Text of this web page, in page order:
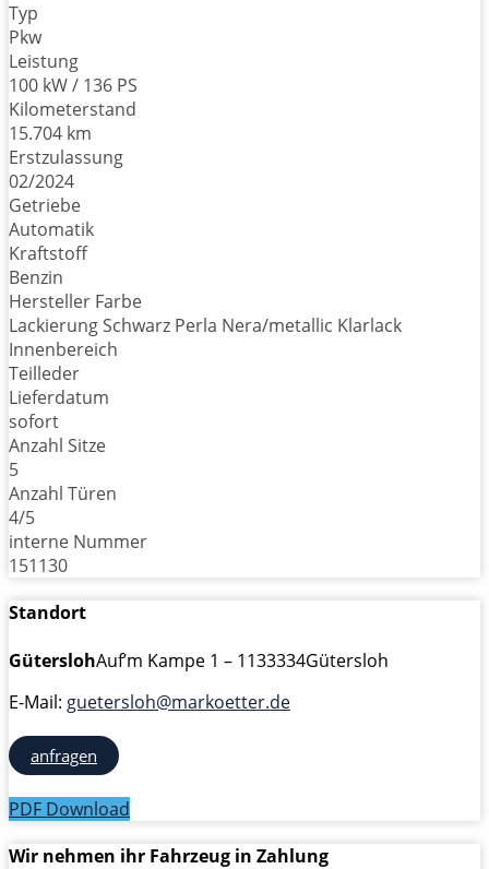
Typ
Pkw
Leistung
100 kW / 136 PS
Kilometerstand
15.704 km
Erstzulassung
02/2024
Getriebe
Automatik
Kraftstoff
Benzin
Hersteller Farbe
Lackierung Schwarz Perla Nera/metallic Klarlack
Innenbereich
Teilleder
Lieferdatum
sofort
Anzahl Sitze
5
Anzahl Türen
4/5
interne Nummer
151130
Standort
GüterslohAuf’m Kampe 1 – 1133334Gütersloh
E-Mail: guetersloh@markoetter.de
anfragen
PDF Download
Wir nehmen ihr Fahrzeug in Zahlung